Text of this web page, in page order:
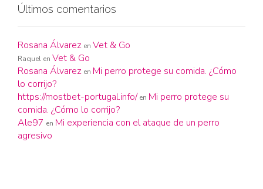
Últimos comentarios
Rosana Álvarez en Vet & Go
Raquel en Vet & Go
Rosana Álvarez en Mi perro protege su comida. ¿Cómo
lo corrijo?
https://mostbet-portugal.info/ en Mi perro protege su
comida. ¿Cómo lo corrijo?
Ale97 en Mi experiencia con el ataque de un perro
agresivo